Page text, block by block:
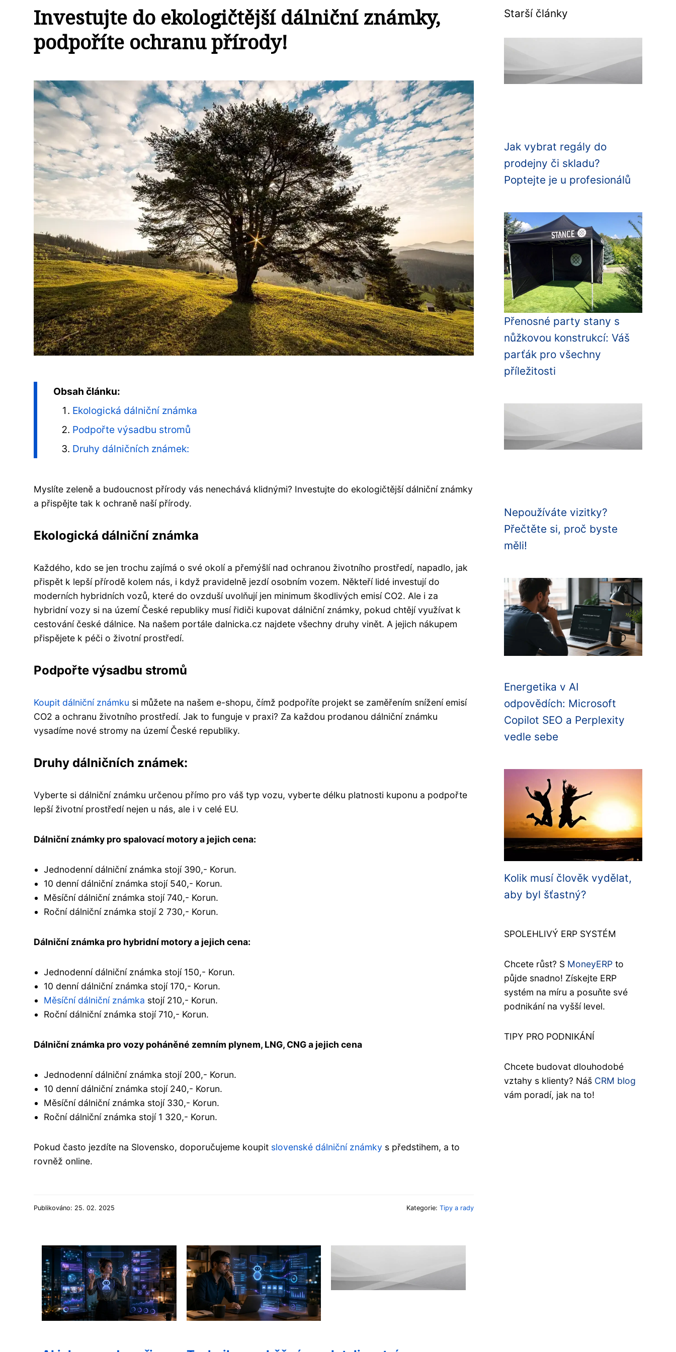
Investujte do ekologičtější dálniční známky,
podpoříte ochranu přírody!
Obsah článku:
Ekologická dálniční známka
Podpořte výsadbu stromů
Druhy dálničních známek:
Myslíte zeleně a budoucnost přírody vás nenechává klidnými? Investujte do ekologičtější dálniční známky
a přispějte tak k ochraně naší přírody.
Ekologická dálniční známka
Každého, kdo se jen trochu zajímá o své okolí a přemýšlí nad ochranou životního prostředí, napadlo, jak
přispět k lepší přírodě kolem nás, i když pravidelně jezdí osobním vozem. Někteří lidé investují do
moderních hybridních vozů, které do ovzduší uvolňují jen minimum škodlivých emisí CO2. Ale i za
hybridní vozy si na území České republiky musí řidiči kupovat dálniční známky, pokud chtějí využívat k
cestování české dálnice. Na našem portále dalnicka.cz najdete všechny druhy vinět. A jejich nákupem
přispějete k péči o životní prostředí.
Podpořte výsadbu stromů
Koupit dálniční známku si můžete na našem e-shopu, čímž podpoříte projekt se zaměřením snížení emisí
CO2 a ochranu životního prostředí. Jak to funguje v praxi? Za každou prodanou dálniční známku
vysadíme nové stromy na území České republiky.
Druhy dálničních známek:
Vyberte si dálniční známku určenou přímo pro váš typ vozu, vyberte délku platnosti kuponu a podpořte
lepší životní prostředí nejen u nás, ale i v celé EU.
Dálniční známky pro spalovací motory a jejich cena:
Jednodenní dálniční známka stojí 390,- Korun.
10 denní dálniční známka stojí 540,- Korun.
Měsíční dálniční známka stojí 740,- Korun.
Roční dálniční známka stojí 2 730,- Korun.
Dálniční známka pro hybridní motory a jejich cena:
Jednodenní dálniční známka stojí 150,- Korun.
10 denní dálniční známka stojí 170,- Korun.
Měsíční dálniční známka stojí 210,- Korun.
Roční dálniční známka stojí 710,- Korun.
Dálniční známka pro vozy poháněné zemním plynem, LNG, CNG a jejich cena
Jednodenní dálniční známka stojí 200,- Korun.
10 denní dálniční známka stojí 240,- Korun.
Měsíční dálniční známka stojí 330,- Korun.
Roční dálniční známka stojí 1 320,- Korun.
Pokud často jezdíte na Slovensko, doporučujeme koupit slovenské dálniční známky s předstihem, a to
rovněž online.
Publikováno: 25. 02. 2025 Kategorie: Tipy a rady
Starší články
Jak vybrat regály do
prodejny či skladu?
Poptejte je u profesionálů
Přenosné party stany s
nůžkovou konstrukcí: Váš
parťák pro všechny
příležitosti
Nepoužíváte vizitky?
Přečtěte si, proč byste
měli!
Energetika v AI
odpovědích: Microsoft
Copilot SEO a Perplexity
vedle sebe
Kolik musí člověk vydělat,
aby byl šťastný?
SPOLEHLIVÝ ERP SYSTÉM
Chcete růst? S MoneyERP to
půjde snadno! Získejte ERP
systém na míru a posuňte své
podnikání na vyšší level.
TIPY PRO PODNIKÁNÍ
Chcete budovat dlouhodobé
vztahy s klienty? Náš CRM blog
vám poradí, jak na to!